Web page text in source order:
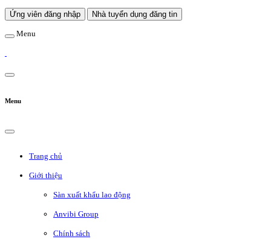
Ứng viên đăng nhập Nhà tuyển dụng đăng tin
Menu
Menu
Trang chủ
Giới thiệu
Sàn xuất khẩu lao động
Anvibi Group
Chính sách